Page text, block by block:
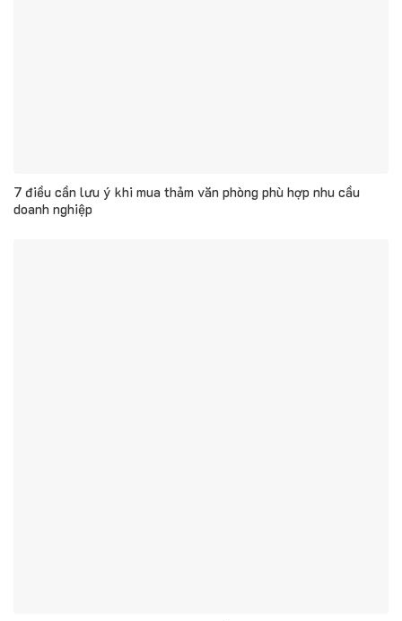
7 điều cần lưu ý khi mua thảm văn phòng phù hợp nhu cầu
doanh nghiệp